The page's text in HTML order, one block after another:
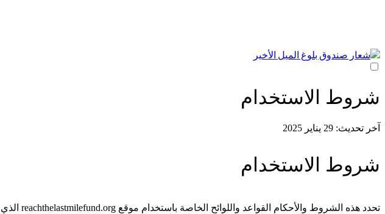
شروط الاستخدام
آخر تحديث: 29 يناير 2025
شروط الاستخدام
تحدد هذه الشروط والأحكام القواعد واللوائح الخاصة باستخدام موقع reachthelastmilefund.org الذي تديره مؤسسة الوصول إلى صندوق الميل الأخير (RLMF).